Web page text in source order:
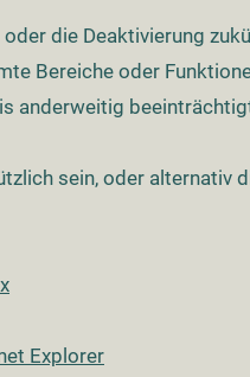
die Deaktivierung
Bereiche oder
anderweitig
sein, oder alternativ
Explorer